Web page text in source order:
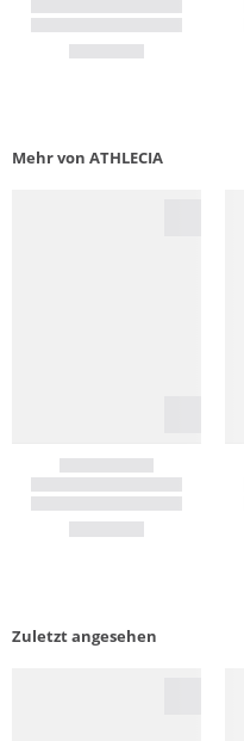
Mehr von ATHLECIA
Zuletzt angesehen